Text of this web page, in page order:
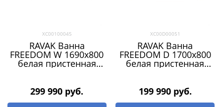
XC00100045
RAVAK Ванна
FREEDOM W 1690х800
белая пристенная
299 990 руб.
XC00D00051
RAVAK Ванна
FREEDOM D 1700х800
белая пристенная
199 990 руб.